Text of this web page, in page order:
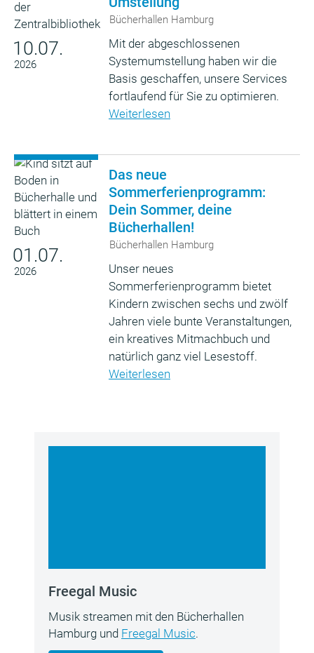
10.07.
2026
Bücherhallen Hamburg
Mit der abgeschlossenen
Systemumstellung haben wir die
Basis geschaffen, unsere Services
fortlaufend für Sie zu optimieren.
Weiterlesen
01.07.
2026
Das neue
Sommerferienprogramm:
Dein Sommer, deine
Bücherhallen!
Bücherhallen Hamburg
Unser neues
Sommerferienprogramm bietet
Kindern zwischen sechs und zwölf
Jahren viele bunte Veranstaltungen,
ein kreatives Mitmachbuch und
natürlich ganz viel Lesestoff.
Weiterlesen
Freegal Music
Musik streamen mit den Bücherhallen
Hamburg und Freegal Music.